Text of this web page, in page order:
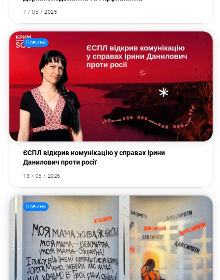
Пошук за запитом:
7 / 05 / 2026
Новини
ЄСПЛ відкрив комунікацію у справах Ірини
Данилович проти росії
13 / 05 / 2026
Новини